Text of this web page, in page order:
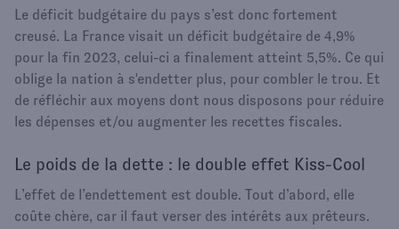
Le déficit budgétaire du pays s’est donc fortement
creusé. La France visait un déficit budgétaire de 4,9%
pour la fin 2023, celui-ci a finalement atteint 5,5%. Ce qui
oblige la nation à s'endetter plus, pour combler le trou. Et
de réfléchir aux moyens dont nous disposons pour réduire
les dépenses et/ou augmenter les recettes fiscales.
Le poids de la dette : le double effet Kiss-Cool
L’effet de l’endettement est double. Tout d’abord, elle
coûte chère, car il faut verser des intérêts aux prêteurs.